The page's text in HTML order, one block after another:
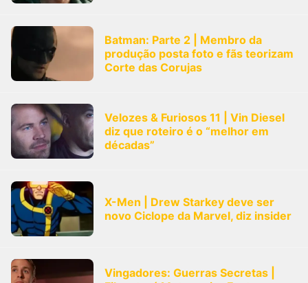
Batman: Parte 2 | Membro da
produção posta foto e fãs teorizam
Corte das Corujas
Velozes & Furiosos 11 | Vin Diesel
diz que roteiro é o “melhor em
décadas”
X-Men | Drew Starkey deve ser
novo Ciclope da Marvel, diz insider
Vingadores: Guerras Secretas |